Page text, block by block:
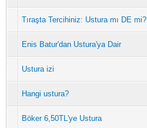
Tıraşta Tercihiniz: Ustura mı DE mi?
Enis Batur'dan Ustura'ya Dair
Ustura izi
Hangi ustura?
Böker 6,50TL'ye Ustura